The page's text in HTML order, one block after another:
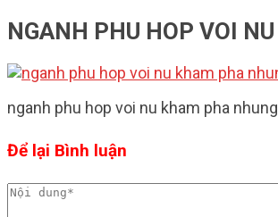
NGANH PHU HOP VOI
nganh phu hop voi nu kham pha
Để lại Bình luận